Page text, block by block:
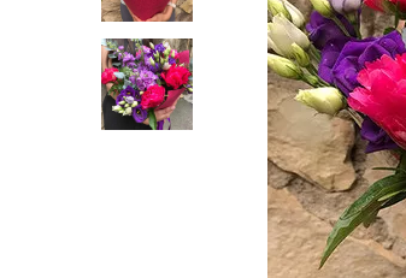
Previous